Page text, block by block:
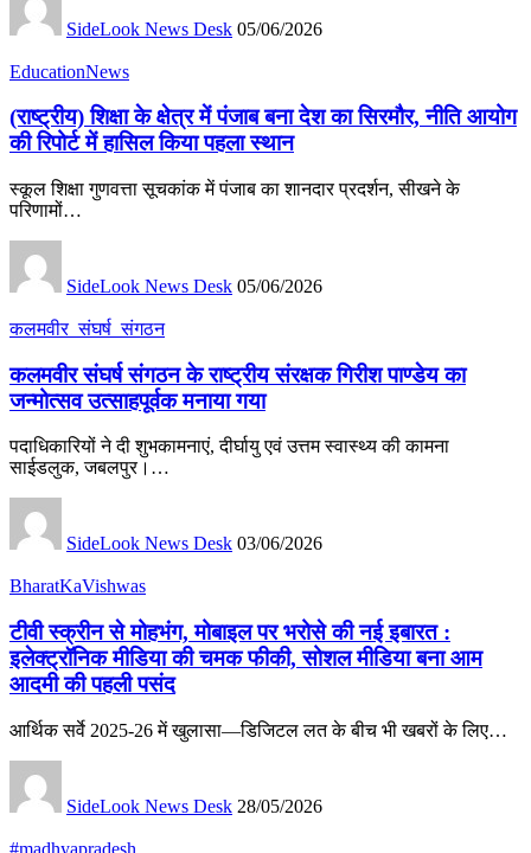
SideLook News Desk 05/06/2026
EducationNews
(राष्ट्रीय) शिक्षा के क्षेत्र में पंजाब बना देश का सिरमौर, नीति आयोग
की रिपोर्ट में हासिल किया पहला स्थान
स्कूल शिक्षा गुणवत्ता सूचकांक में पंजाब का शानदार प्रदर्शन, सीखने के
परिणामों…
SideLook News Desk 05/06/2026
कलमवीर_संघर्ष_संगठन
कलमवीर संघर्ष संगठन के राष्ट्रीय संरक्षक गिरीश पाण्डेय का
जन्मोत्सव उत्साहपूर्वक मनाया गया
पदाधिकारियों ने दी शुभकामनाएं, दीर्घायु एवं उत्तम स्वास्थ्य की कामना
साईडलुक, जबलपुर।…
SideLook News Desk 03/06/2026
BharatKaVishwas
टीवी स्क्रीन से मोहभंग, मोबाइल पर भरोसे की नई इबारत :
इलेक्ट्रॉनिक मीडिया की चमक फीकी, सोशल मीडिया बना आम
आदमी की पहली पसंद
आर्थिक सर्वे 2025-26 में खुलासा—डिजिटल लत के बीच भी खबरों के लिए…
SideLook News Desk 28/05/2026
#madhyapradesh